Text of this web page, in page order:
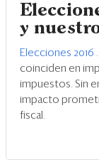
y
Elecciones 2016
coinciden en
impuestos. Sin
impacto
fiscal.